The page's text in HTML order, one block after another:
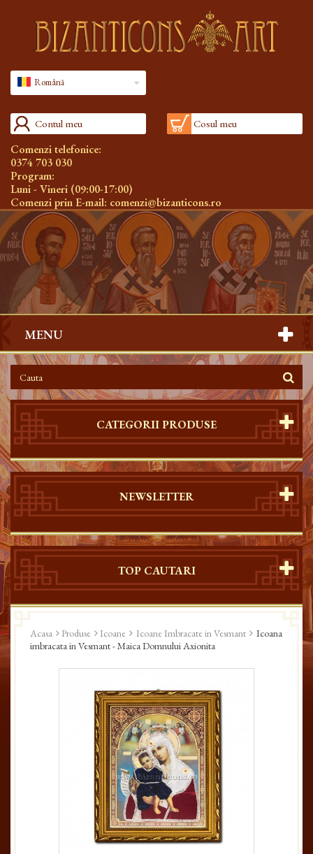
Română
Contul meu Cosul meu
Comenzi telefonice:
0374 703 030
Program:
Luni - Vineri (09:00-17:00)
Comenzi prin E-mail: comenzi@bizanticons.ro
MENU
CATEGORII PRODUSE
NEWSLETTER
TOP CAUTARI
Acasa Produse Icoane Icoane Imbracate in Vesmant
Icoana
imbracata in Vesmant - Maica Domnului Axionita